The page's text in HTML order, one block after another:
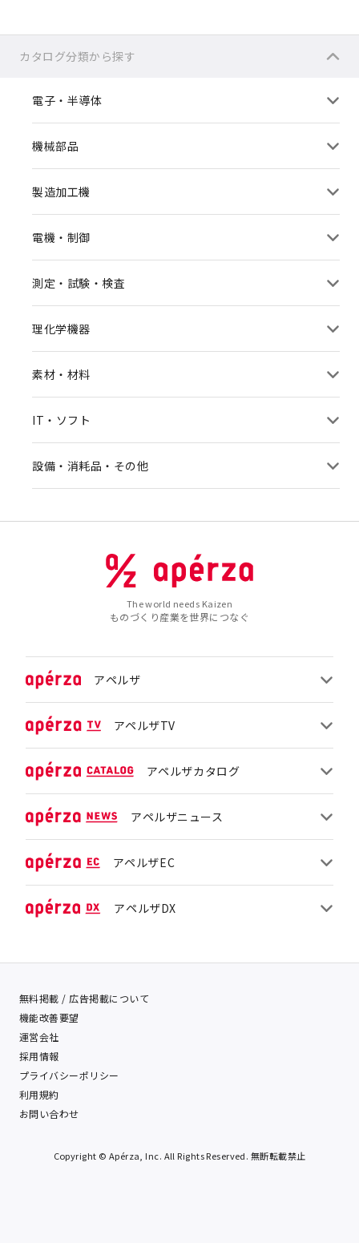
カタログ分類から探す
電子・半導体
機械部品
製造加工機
電機・制御
測定・試験・検査
理化学機器
素材・材料
IT・ソフト
設備・消耗品・その他
The world needs Kaizen
ものづくり産業を世界につなぐ
アペルザ
アペルザTV
アペルザカタログ
アペルザニュース
アペルザEC
アペルザDX
無料掲載 / 広告掲載について
機能改善要望
運営会社
採用情報
プライバシーポリシー
利用規約
お問い合わせ
Copyright © Apérza, Inc. All Rights Reserved. 無断転載禁止